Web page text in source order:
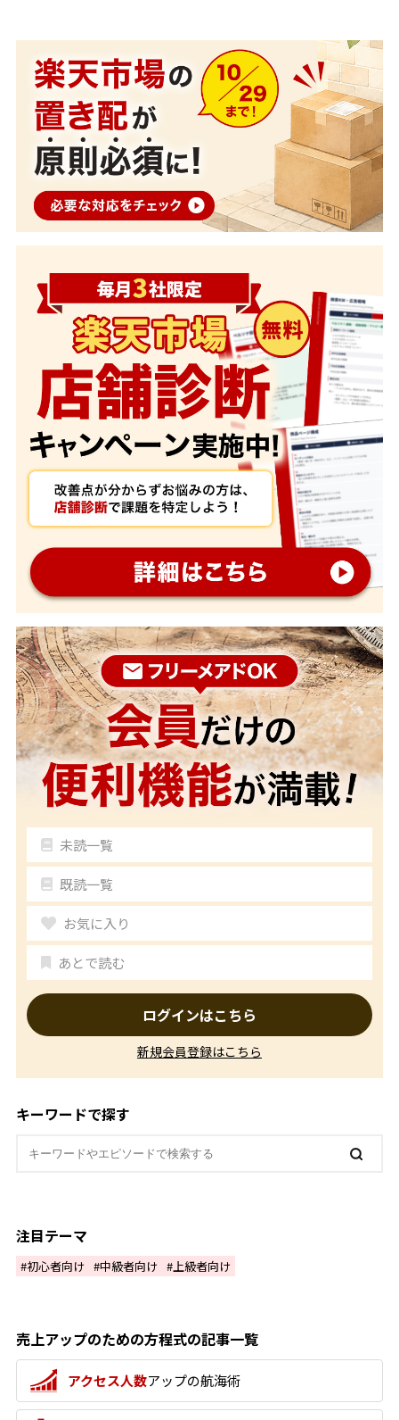
未読一覧
既読一覧
お気に入り
あとで読む
ログインはこちら
新規会員登録はこちら
キーワードで探す
注目テーマ
初心者向け 中級者向け 上級者向け
売上アップのための方程式の記事一覧
アクセス人数アップの航海術